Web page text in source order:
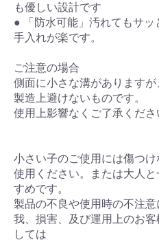
も優しい設計です
● 「防水可能」汚れてもサ
手入れが楽です。
ご注意の場合
側面に小さな溝がありますが
製造上避けないものです。
使用上影響なくご了承くださ
小さい子のご使用には傷つ
使用ください。または大人
すめです。
製品の不良や使用時の不注
我、損害、及び運用上のお
しては